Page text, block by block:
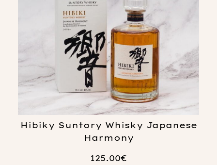
Hibiky Suntory Whisky Japanese
Harmony
125.00€